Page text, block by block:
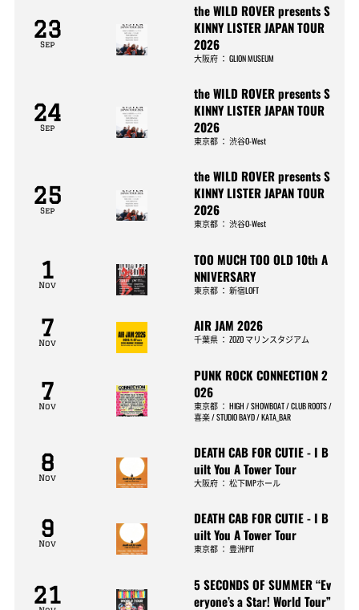
23
Sep
the WILD ROVER presents S
KINNY LISTER JAPAN TOUR
2026
大阪府 ：GLION MUSEUM
24
Sep
the WILD ROVER presents S
KINNY LISTER JAPAN TOUR
2026
東京都 ：渋谷O-West
25
Sep
the WILD ROVER presents S
KINNY LISTER JAPAN TOUR
2026
東京都 ：渋谷O-West
1
Nov
TOO MUCH TOO OLD 10th A
NNIVERSARY
東京都 ：新宿LOFT
7
Nov
AIR JAM 2026
千葉県 ：ZOZO マリンスタジアム
7
Nov
PUNK ROCK CONNECTION 2
026
東京都 ：HIGH / SHOWBOAT / CLUB ROOTS /
喜楽 / STUDIO BAYD / KATA_BAR
8
Nov
DEATH CAB FOR CUTIE - I B
uilt You A Tower Tour
大阪府 ：松下IMPホール
9
Nov
DEATH CAB FOR CUTIE - I B
uilt You A Tower Tour
東京都 ：豊洲PIT
21
5 SECONDS OF SUMMER “Ev
eryone’s a Star! World Tour”